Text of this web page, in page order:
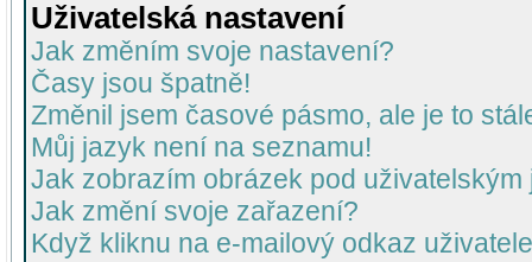
Uživatelská nastavení
Jak změním svoje nastavení?
Časy jsou špatně!
Změnil jsem časové pásmo, ale je to
Můj jazyk není na seznamu!
Jak zobrazím obrázek pod uživatelským
Jak změní svoje zařazení?
Když kliknu na e-mailový odkaz